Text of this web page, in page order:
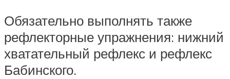
Обязательно выполнять также
рефлекторные упражнения: нижний
хватательный рефлекс и рефлекс
Бабинского.